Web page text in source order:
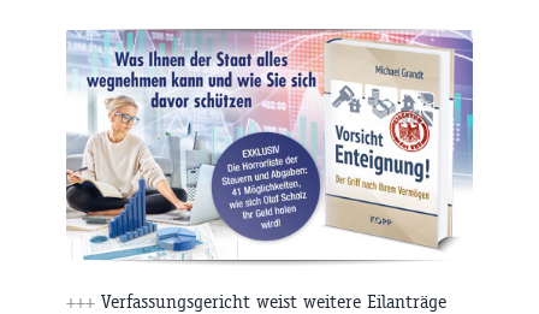
+++ Verfassungsgericht weist weitere Eilanträge